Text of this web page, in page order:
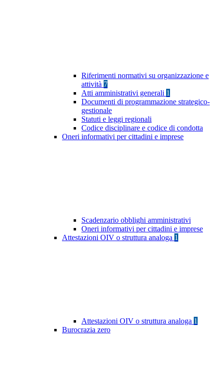
Riferimenti normativi su organizzazione e
attività 7
Atti amministrativi generali 1
Documenti di programmazione strategico-
gestionale
Statuti e leggi regionali
Codice disciplinare e codice di condotta
Oneri informativi per cittadini e imprese
Scadenzario obblighi amministrativi
Oneri informativi per cittadini e imprese
Attestazioni OIV o struttura analoga 1
Attestazioni OIV o struttura analoga 1
Burocrazia zero